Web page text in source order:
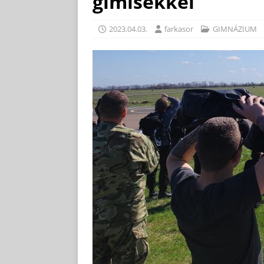
2023.04.03. farkasor GIMNÁZIUM